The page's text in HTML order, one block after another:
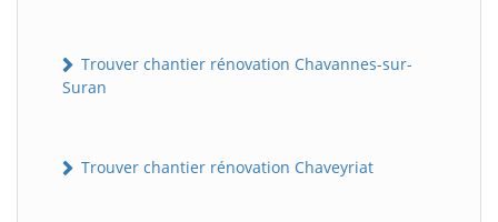
Trouver chantier rénovation Chavannes-sur-
Suran
Trouver chantier rénovation Chaveyriat